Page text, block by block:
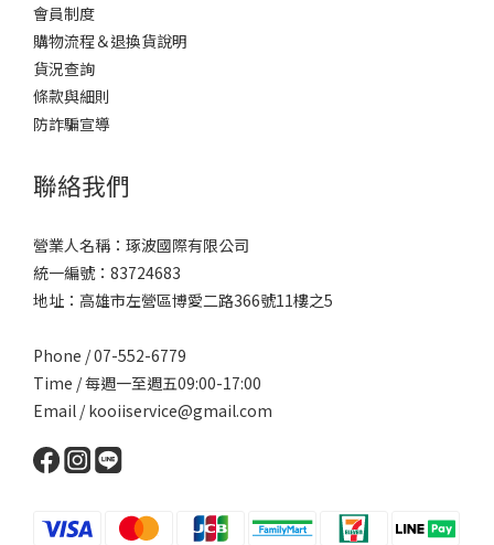
會員制度
購物流程＆退換貨說明
貨況查詢
條款與細則
防詐騙宣導
聯絡我們
營業人名稱：琢波國際有限公司
統一編號：83724683
地址：高雄市左營區博愛二路366號11樓之5
Phone / 07-552-6779
Time / 每週一至週五09:00-17:00
Email /kooiiservice@gmail.com